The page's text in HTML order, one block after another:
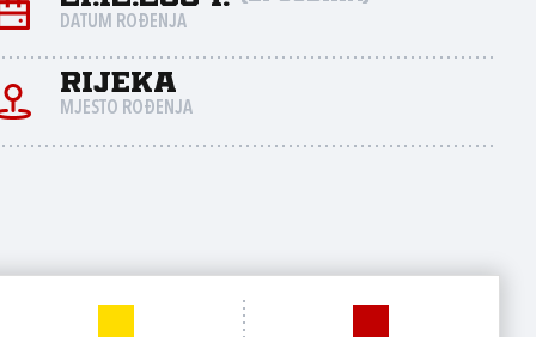
DATUM ROĐENJA
Rijeka
MJESTO ROĐENJA